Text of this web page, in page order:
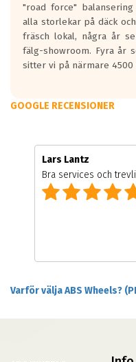
"road force"
alla storlekar på däck
fräsch lokal, några år
fälg-showroom. Fyra år
sitter vi på närmare 4500
GOOGLE RECENSIONER
Lars Lantz
Bra services och
Varför välja ABS Wheels?